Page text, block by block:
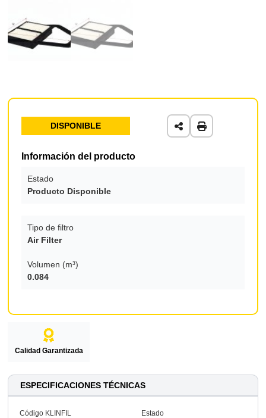
DISPONIBLE
Información del producto
Estado
Producto Disponible
Tipo de filtro
Air Filter
Volumen (m³)
0.084
Calidad Garantizada
ESPECIFICACIONES TÉCNICAS
Código KLINFIL
Estado